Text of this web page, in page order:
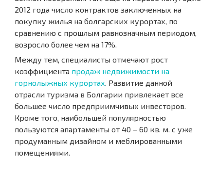
2012 года число контрактов заключенных на
покупку жилья на болгарских курортах, по
сравнению с прошлым равнозначным периодом,
возросло более чем на 17%.
Между тем, специалисты отмечают рост
коэффициента продаж недвижимости на
горнолыжных курортах. Развитие данной
отрасли туризма в Болгарии привлекает все
большее число предприимчивых инвесторов.
Кроме того, наибольшей популярностью
пользуются апартаменты от 40 – 60 кв. м. с уже
продуманным дизайном и меблированными
помещениями.